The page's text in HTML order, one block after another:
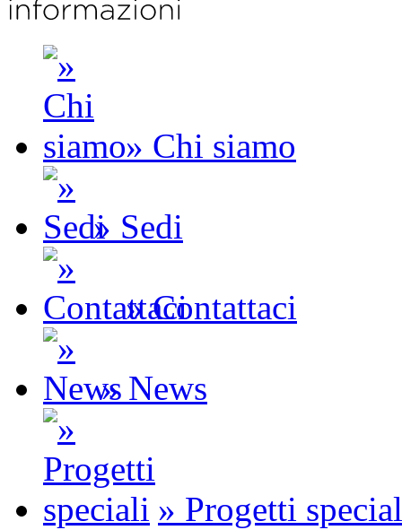
» Chi siamo
» Sedi
» Contattaci
» News
» Progetti